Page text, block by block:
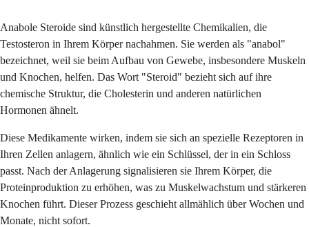
Anabole Steroide sind künstlich hergestellte Chemikalien, die
Testosteron in Ihrem Körper nachahmen. Sie werden als "anabol"
bezeichnet, weil sie beim Aufbau von Gewebe, insbesondere Muskeln
und Knochen, helfen. Das Wort "Steroid" bezieht sich auf ihre
chemische Struktur, die Cholesterin und anderen natürlichen
Hormonen ähnelt.
Diese Medikamente wirken, indem sie sich an spezielle Rezeptoren in
Ihren Zellen anlagern, ähnlich wie ein Schlüssel, der in ein Schloss
passt. Nach der Anlagerung signalisieren sie Ihrem Körper, die
Proteinproduktion zu erhöhen, was zu Muskelwachstum und stärkeren
Knochen führt. Dieser Prozess geschieht allmählich über Wochen und
Monate, nicht sofort.